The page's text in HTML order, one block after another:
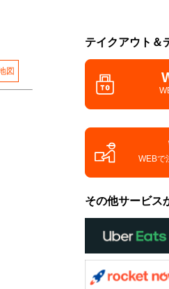
図
テイクアウト＆
WEBで
その他サービス